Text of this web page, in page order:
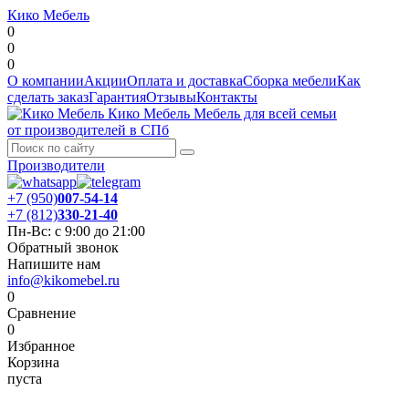
Кико Мебель
0
0
0
О компанииАкцииОплата и доставкаСборка мебелиКак
сделать заказГарантияОтзывыКонтакты
Кико Мебель Мебель для всей семьи
от производителей в СПб
Производители
+7 (950)007-54-14
+7 (812)330-21-40
Пн-Вс: с 9:00 до 21:00
Обратный звонок
Напишите нам
info@kikomebel.ru
0
Сравнение
0
Избранное
Корзина
пуста